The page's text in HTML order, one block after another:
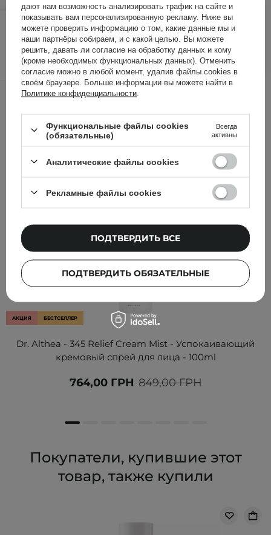
80,00 ГРН 89,00 ГРН /шт.
ДОБАВИТЬ В КОРЗИНУ
Другие клиенты также
АКЦИЯ БЕСТСЕЛЛЕР
Dr. Althea - 345 Relief Cream Mist - Успокаивающий
кремовый спрей для лица - 100ml
849,00 ГРН
764,00 ГРН
Покупатели, купившие этот
товар, также купили
дают нам возможность анализировать трафик на сайте и
показывать вам персонализированную рекламу. Ниже вы
можете проверить информацию о том, какие данные мы и
наши партнёры собираем, и с какой целью. Вы можете
решить, давать ли согласие на обработку данных и кому
(кроме необходимых функциональных данных). Отменить
согласие можно в любой момент, удалив файлы cookies в
своём браузере. Больше информации вы можете найти в
Политике конфиденциальности
Функциональные файлы cookies
(обязательные)
Всегда
активны
Аналитические файлы cookies
Рекламные файлы cookies
ПОДТВЕРДИТЬ ОБЯЗАТЕЛЬНЫЕ
ПОДТВЕРДИТЬ ВСЕ